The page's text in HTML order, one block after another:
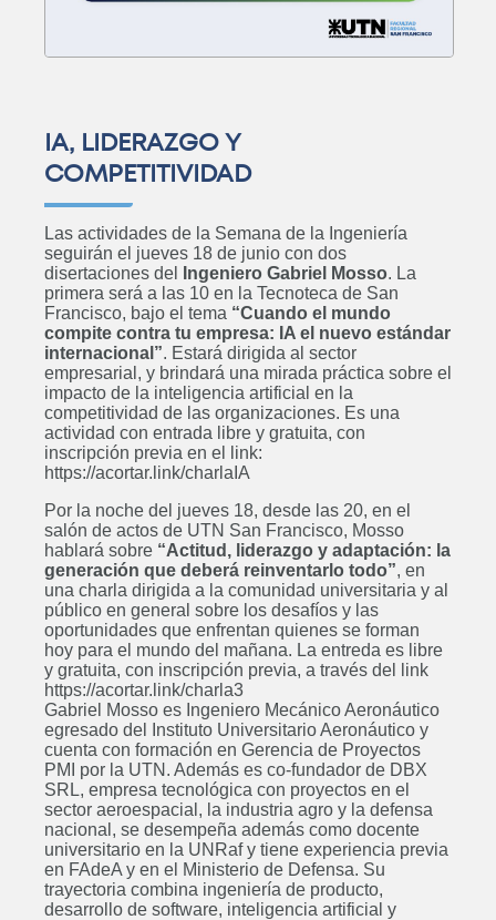
IA, LIDERAZGO Y
COMPETITIVIDAD
Las actividades de la Semana de la Ingeniería
seguirán el jueves 18 de junio con dos
disertaciones del
Ingeniero Gabriel Mosso. La
primera será a las 10 en la Tecnoteca de San
Francisco, bajo el tema “Cuando el mundo
compite contra tu empresa: IA el nuevo estándar
internacional”. Estará dirigida al sector
empresarial, y brindará una mirada práctica sobre el
impacto de la inteligencia artificial en la
competitividad de las organizaciones. Es una
actividad con entrada libre y gratuita, con
inscripción previa en el link:
https://acortar.link/charlaIA
Por la noche del jueves 18, desde las 20, en el
salón de actos de UTN San Francisco, Mosso
hablará sobre “Actitud, liderazgo y adaptación: la
generación que deberá reinventarlo todo”, en
una charla dirigida a la comunidad universitaria y al
público en general sobre los desafíos y las
oportunidades que enfrentan quienes se forman
hoy para el mundo del mañana. La entreda es libre
y gratuita, con inscripción previa, a través del link
https://acortar.link/charla3
Gabriel Mosso es Ingeniero Mecánico Aeronáutico
egresado del Instituto Universitario Aeronáutico y
cuenta con formación en Gerencia de Proyectos
PMI por la UTN. Además es co-fundador de DBX
SRL, empresa tecnológica con proyectos en el
sector aeroespacial, la industria agro y la defensa
nacional, se desempeña además como docente
universitario en la UNRaf y tiene experiencia previa
en FAdeA y en el Ministerio de Defensa. Su
trayectoria combina ingeniería de producto,
desarrollo de software, inteligencia artificial y
Ingeniería Electromecánica
Próximamente
Licenciatura en Administración
Próximamente
Ingeniería Industrial
Próximamente
Ingeniería Química
Próximamente
Ingeniería en Sistemas de
Información
Próximamente
Curso: Excel básico
Próximamente